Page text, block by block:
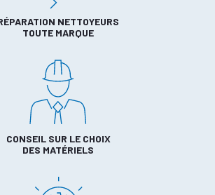
NETTOYEURS
TOUTE MARQUE
CONSEIL SUR LE CHOIX
DES MATÉRIELS